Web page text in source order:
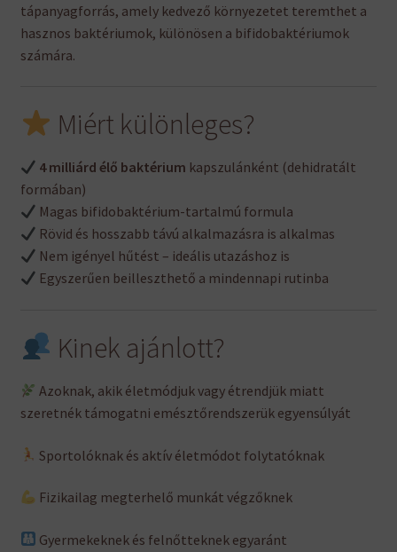
tápanyagforrás, amely kedvező környezetet teremthet a
hasznos baktériumok, különösen a bifidobaktériumok
számára.
Miért különleges?
4 milliárd élő baktérium kapszulánként (dehidratált
formában)
Magas bifidobaktérium-tartalmú formula
Rövid és hosszabb távú alkalmazásra is alkalmas
Nem igényel hűtést – ideális utazáshoz is
Egyszerűen beilleszthető a mindennapi rutinba
Kinek ajánlott?
Azoknak, akik életmódjuk vagy étrendjük miatt
szeretnék támogatni emésztőrendszerük egyensúlyát
Sportolóknak és aktív életmódot folytatóknak
Fizikailag megterhelő munkát végzőknek
Gyermekeknek és felnőtteknek egyaránt